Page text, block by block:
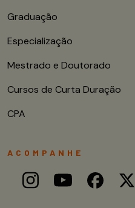
Graduação
Especialização
Mestrado e Doutorado
Cursos de Curta Duração
CPA
ACOMPANHE